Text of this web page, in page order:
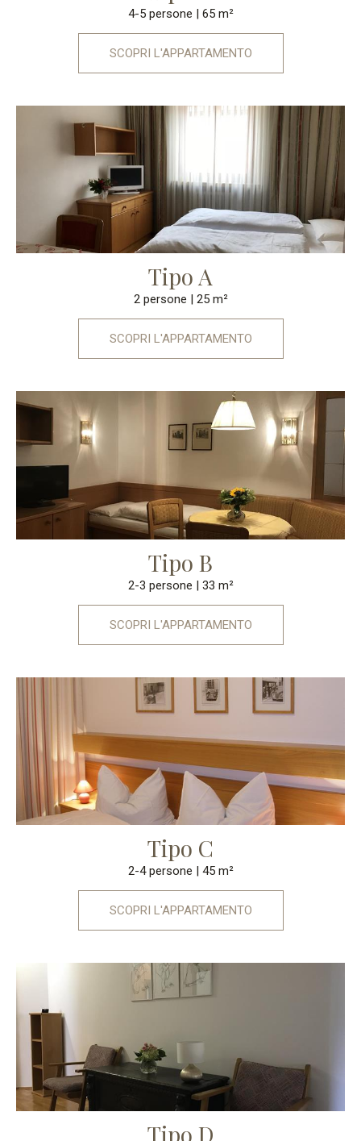
4-5 persone | 65 m²
SCOPRI L'APPARTAMENTO
Tipo A
2 persone | 25 m²
SCOPRI L'APPARTAMENTO
Tipo B
2-3 persone | 33 m²
SCOPRI L'APPARTAMENTO
Tipo C
2-4 persone | 45 m²
SCOPRI L'APPARTAMENTO
Tipo D